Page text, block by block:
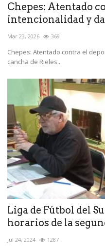
Chepes: Atentado
intencionalidad y
Mar 23, 2026 369
Chepes: Atentado contra el
cancha de Rieles...
Liga de Fútbol del
horarios de la
Jul 24, 2024 1287